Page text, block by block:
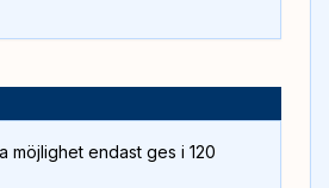
möjlighet endast ges i 120